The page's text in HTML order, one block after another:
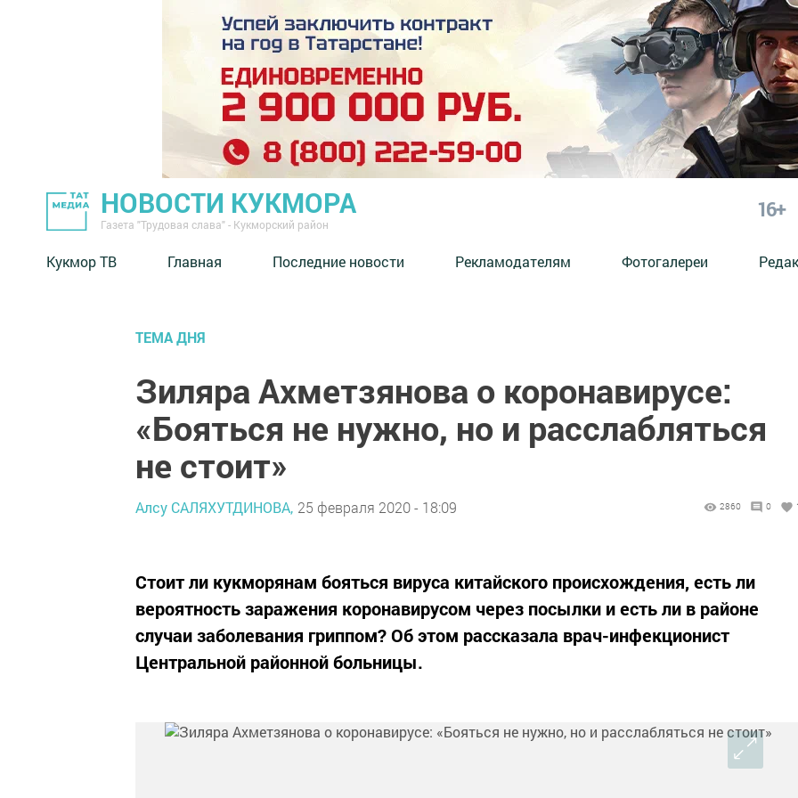
НОВОСТИ КУКМОРА
Газета "Трудовая слава" - Кукморский район
16+
Кукмор ТВ Главная Последние новости Рекламодателям Фотогалереи
ТЕМА ДНЯ
Зиляра Ахметзянова о коронавирусе:
«Бояться не нужно, но и расслабляться
не стоит»
Алсу САЛЯХУТДИНОВА, 25 февраля 2020 - 18:09 2860 0
Стоит ли кукморянам бояться вируса китайского происхождения, есть ли
вероятность заражения коронавирусом через посылки и есть ли в районе
случаи заболевания гриппом? Об этом рассказала врач-инфекционист
Центральной районной больницы.